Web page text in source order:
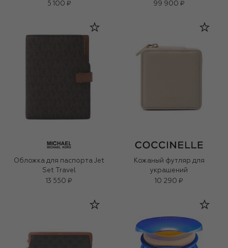
5 100 ₽
99 900 ₽
Обложка для паспорта Jet
Set Travel
13 550 ₽
Кожаный футляр для
украшений
10 290 ₽